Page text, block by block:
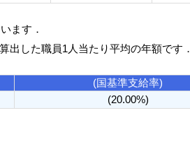
ます．
出した職員1人当たり平均の年額です．
(国基準支給率)
(20.00%)